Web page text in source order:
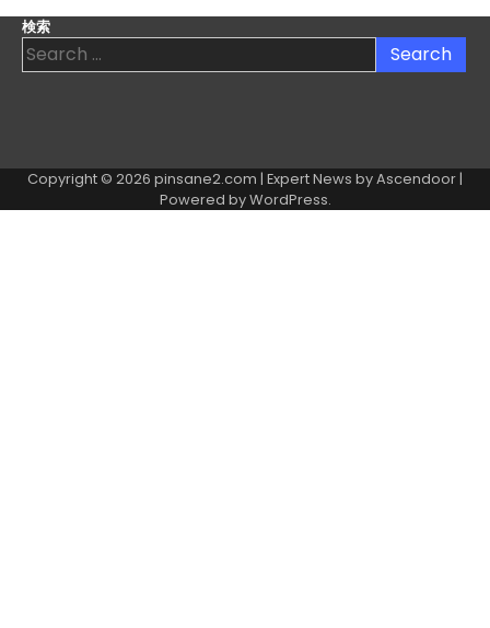
検索
Search
for:
Copyright © 2026 pinsane2.com | Expert News byAscendoor |
Powered byWordPress.